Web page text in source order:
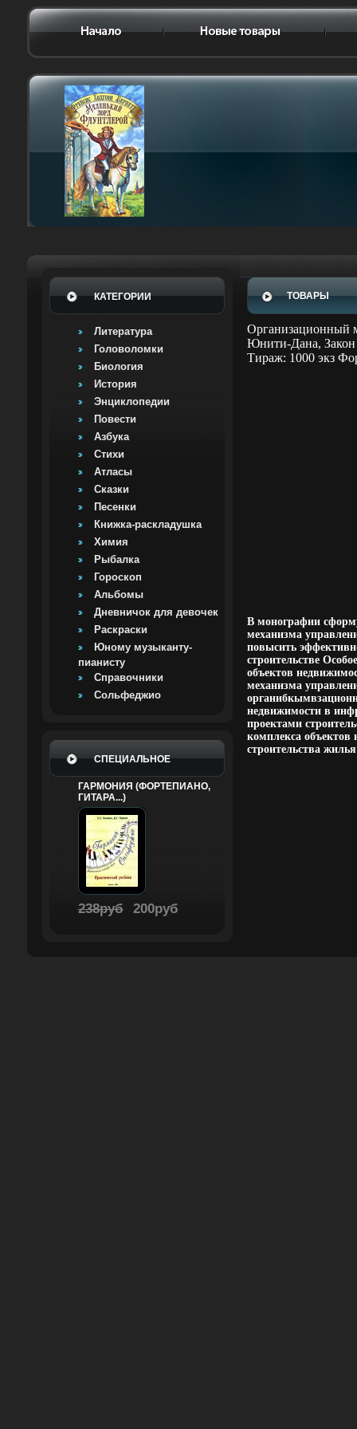
КАТЕГОРИИ
Литература
Головоломки
Биология
История
Энциклопедии
Повести
Азбука
Стихи
Атласы
Сказки
Песенки
Книжка-раскладушка
Химия
Рыбалка
Гороскоп
Альбомы
Дневничок для девочек
Раскраски
Юному музыканту-
пианисту
Справочники
Сольфеджио
СПЕЦИАЛЬНОЕ
ГАРМОНИЯ (ФОРТЕПИАНО,
ГИТАРА...)
238руб 200руб
ТОВАРЫ
Организационный
Юнити-Дана, Закон
Тираж: 1000 экз
В монографии
механизма
повысить
строительстве
объектов
механизма
недвижимости в
проектами
комплекса объектов
строительства